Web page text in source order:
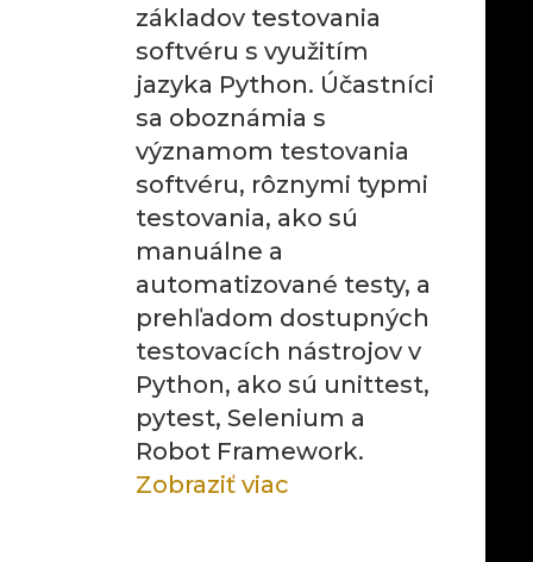
základov testovania
softvéru s využitím
jazyka Python. Účastníci
sa oboznámia s
významom testovania
softvéru, rôznymi typmi
testovania, ako sú
manuálne a
automatizované testy, a
prehľadom dostupných
testovacích nástrojov v
Python, ako sú unittest,
pytest, Selenium a
Robot Framework.
Zobraziť viac